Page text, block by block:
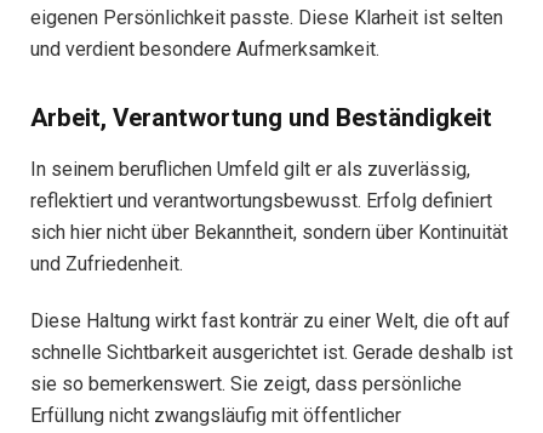
eigenen Persönlichkeit passte. Diese Klarheit ist selten
und verdient besondere Aufmerksamkeit.
Arbeit, Verantwortung und Beständigkeit
In seinem beruflichen Umfeld gilt er als zuverlässig,
reflektiert und verantwortungsbewusst. Erfolg definiert
sich hier nicht über Bekanntheit, sondern über Kontinuität
und Zufriedenheit.
Diese Haltung wirkt fast konträr zu einer Welt, die oft auf
schnelle Sichtbarkeit ausgerichtet ist. Gerade deshalb ist
sie so bemerkenswert. Sie zeigt, dass persönliche
Erfüllung nicht zwangsläufig mit öffentlicher